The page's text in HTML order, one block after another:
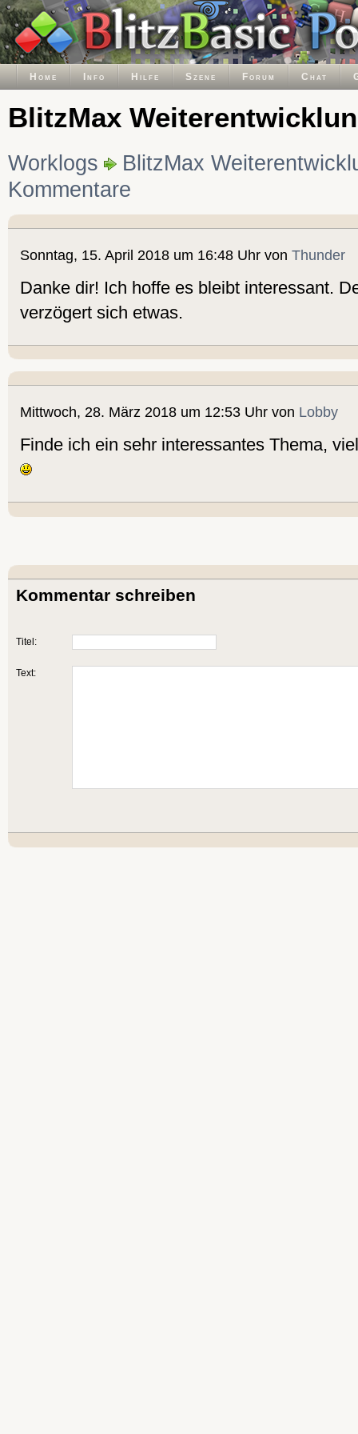
Home Info Hilfe Szene Forum Chat
BlitzMax
Worklogs
BlitzMax
Kommentare
Sonntag, 15. April 2018 um 16:48 Uhr von Thunder
Danke dir! Ich hoffe es bleibt interessant.
verzögert sich etwas.
Mittwoch, 28. März 2018 um 12:53 Uhr von Lobby
Finde ich ein sehr interessantes Thema,
Kommentar schreiben
Titel:
Text: